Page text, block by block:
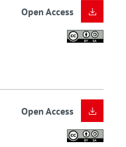
Open Access
Open Access